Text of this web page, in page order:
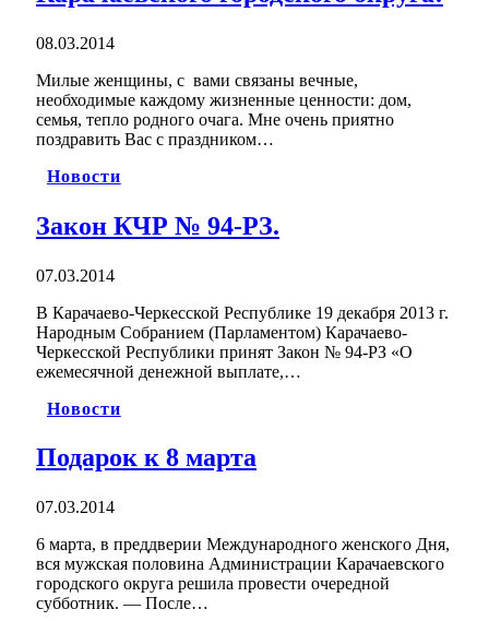
08.03.2014
Милые женщины, с вами связаны вечные,
необходимые каждому жизненные ценности: дом,
семья, тепло родного очага. Мне очень приятно
поздравить Вас с праздником…
Новости
Закон КЧР № 94-РЗ.
07.03.2014
В Карачаево-Черкесской Республике 19 декабря 2013 г.
Народным Собранием (Парламентом) Карачаево-
Черкесской Республики принят Закон № 94-РЗ «О
ежемесячной денежной выплате,…
Новости
Подарок к 8 марта
07.03.2014
6 марта, в преддверии Международного женского Дня,
вся мужская половина Администрации Карачаевского
городского округа решила провести очередной
субботник. — После…